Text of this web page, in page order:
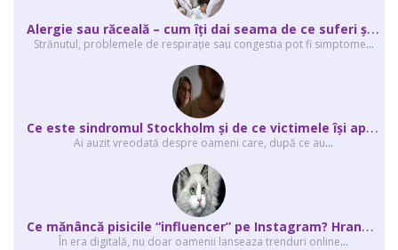
A
lergie sau răceală – cum îţi dai seama de ce suferi și de ce conteaz...
Strănutul, problemele de respirație sau congestia pot fi simptome...
C
e este sindromul Stockholm și de ce victimele își apără agresorii.
Ai auzit vreodată despre oameni care, după ce au...
C
e mănâncă pisicile “influencer” pe Instagram? Hrana lor virală
În era digitală, nu doar oamenii lanseaza trenduri online...